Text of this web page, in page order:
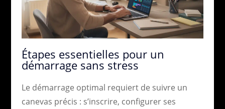
Étapes essentielles pour un
démarrage sans stress
Le démarrage optimal requiert de suivre un
canevas précis : s’inscrire, configurer ses